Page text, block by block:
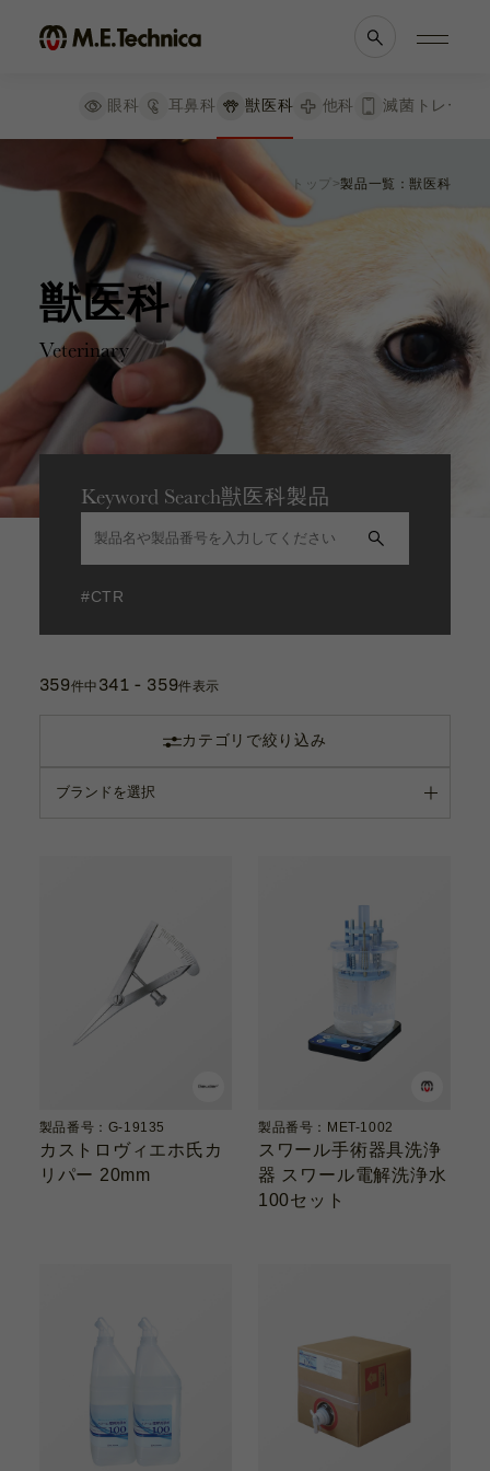
製品情報一覧
眼科
耳鼻科
獣医科
他科
滅菌トレー
ブランド一覧
サポート動画
理念・メッセージ
会社概要
医療機関等との
関係の
透明性に
関する指針
よくあるご質問
お問い合わせ
Contact
Catalogue
眼科 耳鼻科 獣医科 他科 滅菌トレー
トップ 製品一覧：獣医科
獣医科
Veterinary
絞り込み リセット
検査器械
眼科手術器具
洗浄関連器具
手持眼圧計
カプセルテンションリング
内視鏡用 携帯アダプター
Keyword Search獣医科製品
#CTR
359件中 341 - 359件表示
カテゴリで絞り込み
製品番号：G-19135
カストロヴィエホ氏カ
リパー 20mm
製品番号：MET-1002
スワール手術器具洗浄
器 スワール電解洗浄水
100セット